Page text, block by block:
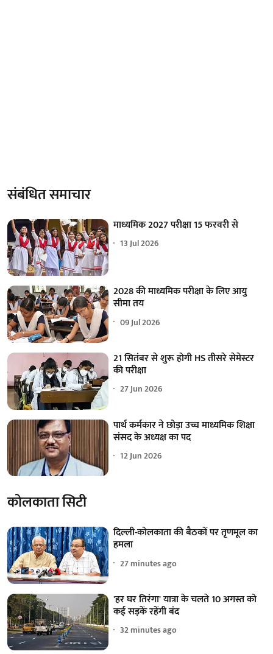
संबंधित समाचार
माध्यमिक 2027 परीक्षा 15 फरवरी से
13 Jul 2026
2028 की माध्यमिक परीक्षा के लिए आयु
सीमा तय
09 Jul 2026
21 सितंबर से शुरू होगी HS तीसरे सेमेस्टर
की परीक्षा
27 Jun 2026
पार्थ कर्मकार ने छोड़ा उच्च माध्यमिक शिक्षा
संसद के अध्यक्ष का पद
12 Jun 2026
कोलकाता सिटी
दिल्ली-कोलकाता की बैठकों पर तृणमूल का
हमला
27 minutes ago
'हर घर तिरंगा' यात्रा के चलते 10 अगस्त को
कई सड़कें रहेंगी बंद
32 minutes ago